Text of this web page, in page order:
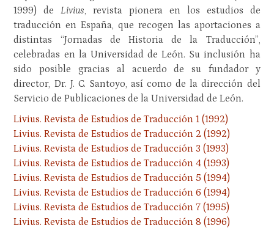
1999) deLivius, revista pionera en los estudios de
traducción en España, que recogen las aportaciones a
distintas “Jornadas de Historia de la Traducción”,
celebradas en la Universidad de León. Su inclusión ha
sido posible gracias al acuerdo de su fundador y
director, Dr. J. C. Santoyo, así como de la dirección del
Servicio de Publicaciones de la Universidad de León.
Livius. Revista de Estudios de Traducción 1 (1992)
Livius. Revista de Estudios de Traducción 2 (1992)
Livius. Revista de Estudios de Traducción 3 (1993)
Livius. Revista de Estudios de Traducción 4 (1993)
Livius. Revista de Estudios de Traducción 5 (1994)
Livius. Revista de Estudios de Traducción 6 (1994)
Livius. Revista de Estudios de Traducción 7 (1995)
Livius. Revista de Estudios de Traducción 8 (1996)